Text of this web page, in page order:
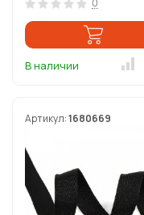
В наличии
Артикул:1680669